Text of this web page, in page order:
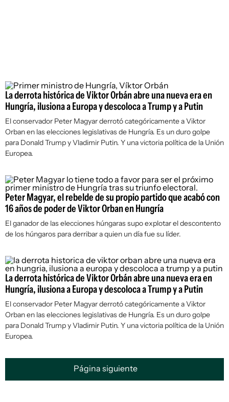
La derrota histórica de Viktor Orbán abre una nueva era en
Hungría, ilusiona a Europa y descoloca a Trump y a Putin
El conservador Peter Magyar derrotó categóricamente a Viktor
Orban en las elecciones legislativas de Hungría. Es un duro golpe
para Donald Trump y Vladimir Putin. Y una victoria política de la Unión
Europea.
Peter Magyar, el rebelde de su propio partido que acabó con
16 años de poder de Viktor Orban en Hungría
El ganador de las elecciones húngaras supo explotar el descontento
de los húngaros para derribar a quien un día fue su líder.
La derrota histórica de Viktor Orbán abre una nueva era en
Hungría, ilusiona a Europa y descoloca a Trump y a Putin
El conservador Peter Magyar derrotó categóricamente a Viktor
Orban en las elecciones legislativas de Hungría. Es un duro golpe
para Donald Trump y Vladimir Putin. Y una victoria política de la Unión
Europea.
Página siguiente